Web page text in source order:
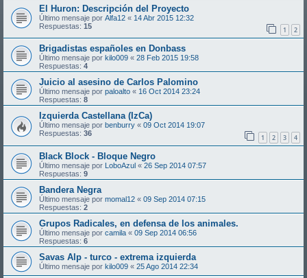
El Huron: Descripción del Proyecto
Último mensaje por Alfa12 « 14 Abr 2015 12:32
Respuestas: 15 1 2
Brigadistas españoles en Donbass
Último mensaje por kilo009 « 28 Feb 2015 19:58
Respuestas: 4
Juicio al asesino de Carlos Palomino
Último mensaje por paloalto « 16 Oct 2014 23:24
Respuestas: 8
Izquierda Castellana (IzCa)
Último mensaje por benburry « 09 Oct 2014 19:07
Respuestas: 36 1 2 3 4
Black Block - Bloque Negro
Último mensaje por LoboAzul « 26 Sep 2014 07:57
Respuestas: 9
Bandera Negra
Último mensaje por momal12 « 09 Sep 2014 07:15
Respuestas: 2
Grupos Radicales, en defensa de los animales.
Último mensaje por camila « 09 Sep 2014 06:56
Respuestas: 6
Savas Alp - turco - extrema izquierda
Último mensaje por kilo009 « 25 Ago 2014 22:34